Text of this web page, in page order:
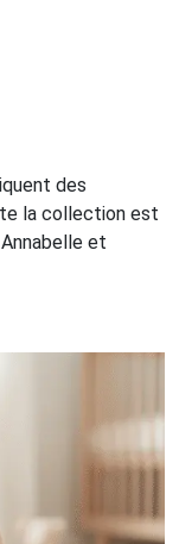
des
la collection est
et